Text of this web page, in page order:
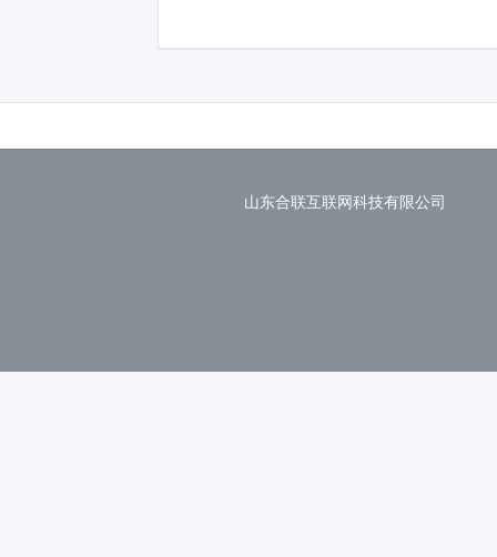
山东合联互联网科技有限公司